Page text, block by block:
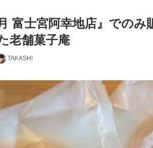
富士宮阿幸地店』での
老舗菓子庵
TAKASHI